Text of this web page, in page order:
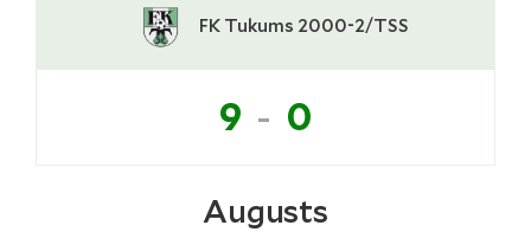
FK Tukums 2000-2/TSS
9 - 0
Augusts